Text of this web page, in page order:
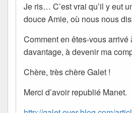
Je ris… C’est vrai qu’il y eut
douce Amie, où nous nous
Comment en êtes-vous arrivé
davantage, à devenir ma
Chère, très chère Galet !
Merci d’avoir republié Manet.